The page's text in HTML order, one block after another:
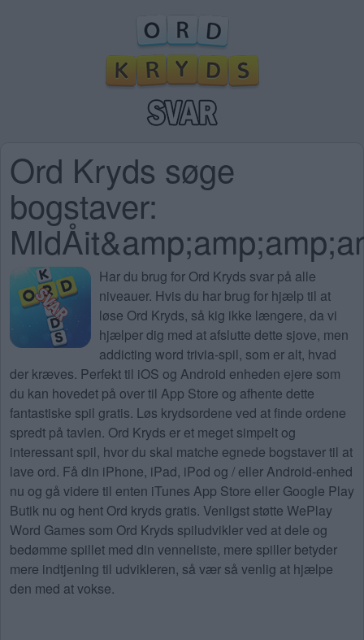
Ord Kryds søge
bogstaver:
Har du brug for Ord Kryds svar på alle
niveauer. Hvis du har brug for hjælp til at
løse Ord Kryds, så kig ikke længere, da vi
hjælper dig med at afslutte dette sjove, men
addicting word trivia-spil, som er alt, hvad
der kræves. Perfekt til iOS og Android enheden ejere som
du kan hovedet på over til App Store og afhente dette
fantastiske spil gratis. Løs krydsordene ved at finde ordene
spredt på tavlen. Ord Kryds er et meget simpelt og
interessant spil, hvor du skal matche egnede bogstaver til at
lave ord. Få din iPhone, iPad, iPod og / eller Android-enhed
nu og gå videre til enten iTunes App Store eller Google Play
Butik nu og hent Ord kryds gratis. Venligst støtte WePlay
Word Games som Ord Kryds spiludvikler ved at dele og
bedømme spillet med din venneliste, mere spiller betyder
mere indtjening til udvikleren, så vær så venlig at hjælpe
den med at vokse.